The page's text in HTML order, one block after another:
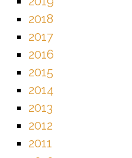
2018
2017
2016
2015
2014
2013
2012
2011